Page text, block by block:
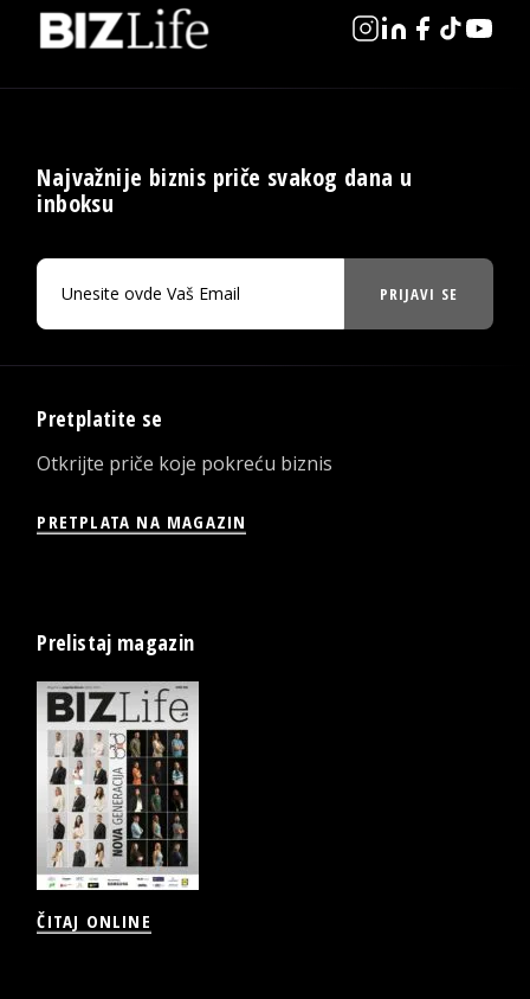
Najvažnije biznis priče svakog dana u
inboksu
PRIJAVI SE
Pretplatite se
Otkrijte priče koje pokreću biznis
PRETPLATA NA MAGAZIN
Prelistaj magazin
ČITAJ ONLINE